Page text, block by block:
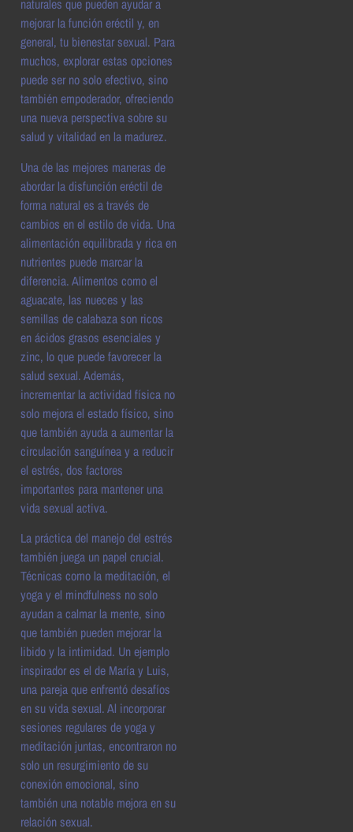
naturales que pueden ayudar a
mejorar la función eréctil y, en
general, tu bienestar sexual. Para
muchos, explorar estas opciones
puede ser no solo efectivo, sino
también empoderador, ofreciendo
una nueva perspectiva sobre su
salud y vitalidad en la madurez.
Una de las mejores maneras de
abordar la disfunción eréctil de
forma natural es a través de
cambios en el estilo de vida. Una
alimentación equilibrada y rica en
nutrientes puede marcar la
diferencia. Alimentos como el
aguacate, las nueces y las
semillas de calabaza son ricos
en ácidos grasos esenciales y
zinc, lo que puede favorecer la
salud sexual. Además,
incrementar la actividad física no
solo mejora el estado físico, sino
que también ayuda a aumentar la
circulación sanguínea y a reducir
el estrés, dos factores
importantes para mantener una
vida sexual activa.
La práctica del manejo del estrés
también juega un papel crucial.
Técnicas como la meditación, el
yoga y el mindfulness no solo
ayudan a calmar la mente, sino
que también pueden mejorar la
libido y la intimidad. Un ejemplo
inspirador es el de María y Luis,
una pareja que enfrentó desafíos
en su vida sexual. Al incorporar
sesiones regulares de yoga y
meditación juntas, encontraron no
solo un resurgimiento de su
conexión emocional, sino
también una notable mejora en su
relación sexual.